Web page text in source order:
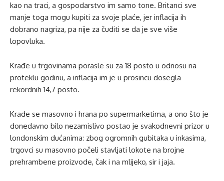
kao na traci, a gospodarstvo im samo tone. Britanci sve
manje toga mogu kupiti za svoje plaće, jer inflacija ih
dobrano nagriza, pa nije za čuditi se da je sve više
lopovluka.
Krađe u trgovinama porasle su za 18 posto u odnosu na
proteklu godinu, a inflacija im je u prosincu dosegla
rekordnih 14,7 posto.
Krade se masovno i hrana po supermarketima, a ono što je
donedavno bilo nezamislivo postao je svakodnevni prizor u
londonskim dućanima: zbog ogromnih gubitaka u inkasima,
trgovci su masovno počeli stavljati lokote na brojne
prehrambene proizvode, čak i na mlijeko, sir i jaja.